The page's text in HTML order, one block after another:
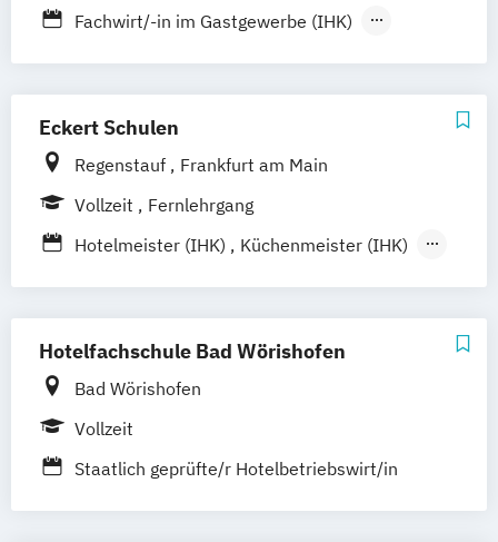
Berufsbegleitender Präsenzlehrgang
Fachwirt/-in im Gastgewerbe (IHK)
Staatlich geprüfter Hotelbetriebswirt
Eckert Schulen
Regenstauf
Frankfurt am Main
Vollzeit
Fernlehrgang
Hotelmeister (IHK)
Küchenmeister (IHK)
Hotelfachschule Bad Wörishofen
Bad Wörishofen
Vollzeit
Staatlich geprüfte/r Hotelbetriebswirt/in